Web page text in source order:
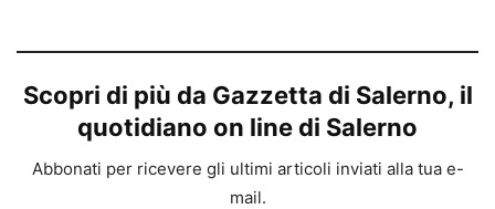
Scopri di più da Gazzetta di Salerno, il
quotidiano on line di Salerno
Abbonati per ricevere gli ultimi articoli inviati alla tua e-
mail.